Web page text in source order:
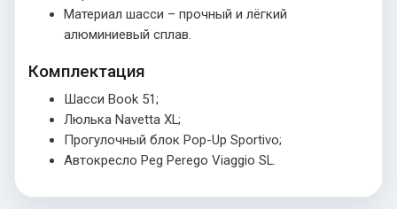
Материал шасси – прочный и лёгкий
алюминиевый сплав.
Комплектация
Шасси Book 51;
Люлька Navetta XL;
Прогулочный блок Pop-Up Sportivo;
Автокресло Peg Perego Viaggio SL.